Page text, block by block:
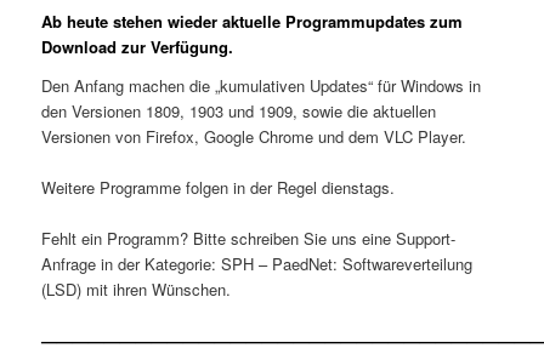
Ab heute stehen wieder aktuelle Programmupdates zum
Download zur Verfügung.
Den Anfang machen die „kumulativen Updates“ für Windows in
den Versionen 1809, 1903 und 1909, sowie die aktuellen
Versionen von Firefox, Google Chrome und dem VLC Player.
Weitere Programme folgen in der Regel dienstags.
Fehlt ein Programm? Bitte schreiben Sie uns eine Support-
Anfrage in der Kategorie: SPH – PaedNet: Softwareverteilung
(LSD) mit ihren Wünschen.